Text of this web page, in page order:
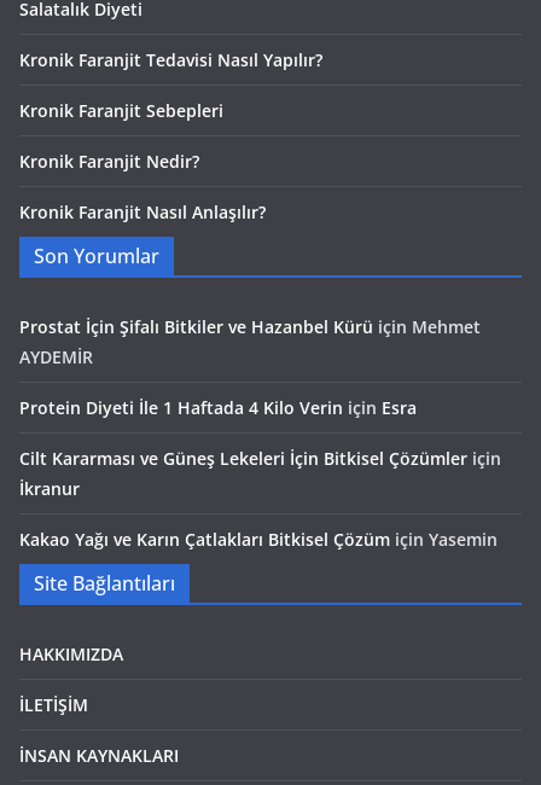
Salatalık Diyeti
Kronik Faranjit Tedavisi Nasıl Yapılır?
Kronik Faranjit Sebepleri
Kronik Faranjit Nedir?
Kronik Faranjit Nasıl Anlaşılır?
Son Yorumlar
Prostat İçin Şifalı Bitkiler ve Hazanbel Kürü için Mehmet
AYDEMİR
Protein Diyeti İle 1 Haftada 4 Kilo Verin için Esra
Cilt Kararması ve Güneş Lekeleri İçin Bitkisel Çözümler için
İkranur
Kakao Yağı ve Karın Çatlakları Bitkisel Çözüm için Yasemin
Site Bağlantıları
HAKKIMIZDA
İLETİŞİM
İNSAN KAYNAKLARI